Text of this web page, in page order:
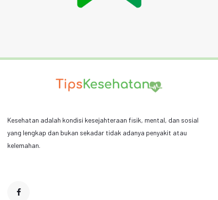
Kesehatan adalah kondisi kesejahteraan fisik, mental, dan sosial
yang lengkap dan bukan sekadar tidak adanya penyakit atau
kelemahan.